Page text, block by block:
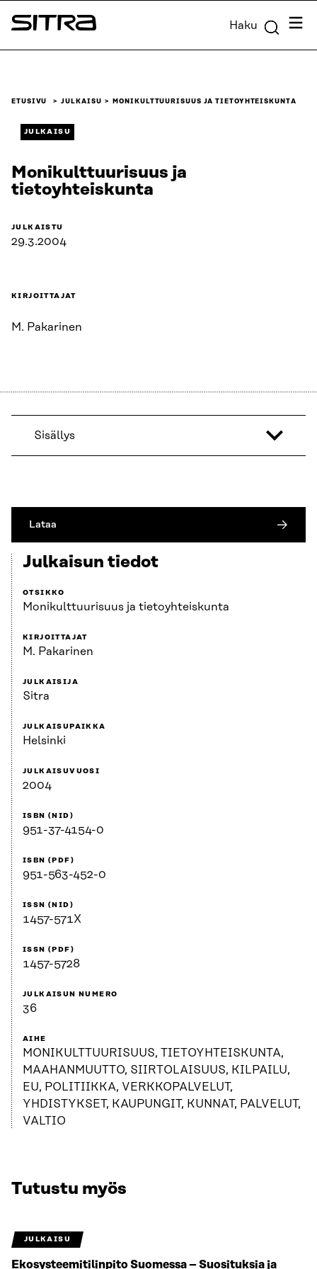
Siirry
suoraan
Sitra Haku
ETUSIVU JULKAISU MONIKULTTUURISUUS JA TIETOYHTEISKUNTA
JULKAISU
Monikulttuurisuus ja
tietoyhteiskunta
JULKAISTU
29.3.2004
KIRJOITTAJAT
M. Pakarinen
Sisällys
Lataa
Julkaisun tiedot
OTSIKKO
Monikulttuurisuus ja tietoyhteiskunta
KIRJOITTAJAT
M. Pakarinen
JULKAISIJA
Sitra
JULKAISUPAIKKA
Helsinki
JULKAISUVUOSI
2004
ISBN (NID)
951-37-4154-0
ISBN (PDF)
951-563-452-0
ISSN (NID)
1457-571X
ISSN (PDF)
1457-5728
JULKAISUN NUMERO
36
AIHE
MONIKULTTUURISUUS, TIETOYHTEISKUNTA,
MAAHANMUUTTO, SIIRTOLAISUUS, KILPAILU,
EU, POLITIIKKA, VERKKOPALVELUT,
YHDISTYKSET, KAUPUNGIT, KUNNAT, PALVELUT,
VALTIO
Tutustu myös
JULKAISU
Ekosysteemitilinpito Suomessa – Suosituksia ja